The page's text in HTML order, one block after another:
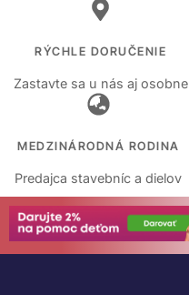
RÝCHLE DORUČENIE
Zastavte sa u nás aj osobne
MEDZINÁRODNÁ RODINA
Predajca stavebníc a dielov